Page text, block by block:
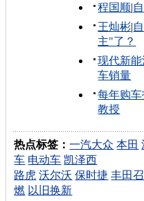
程国顺|
王灿彬|
主"了？
现代新
车销量
每年购
教授
热点标签：一汽大众 本田
车 电动车 凯泽西
路虎 沃尔沃 保时捷 丰田
燃 以旧换新